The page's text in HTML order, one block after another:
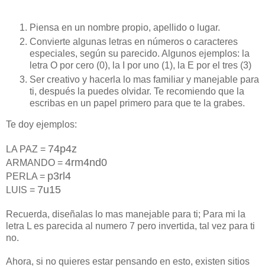
Piensa en un nombre propio, apellido o lugar.
Convierte algunas letras en números o caracteres
especiales, según su parecido. Algunos ejemplos: la
letra O por cero (0), la I por uno (1), la E por el tres (3)
Ser creativo y hacerla lo mas familiar y manejable para
ti, después la puedes olvidar. Te recomiendo que la
escribas en un papel primero para que te la grabes.
Te doy ejemplos:
LA PAZ = 74p4z
ARMANDO = 4rm4nd0
PERLA = p3rl4
LUIS = 7u15
Recuerda, diseñalas lo mas manejable para ti; Para mi la
letra L es parecida al numero 7 pero invertida, tal vez para ti
no.
Ahora, si no quieres estar pensando en esto, existen sitios